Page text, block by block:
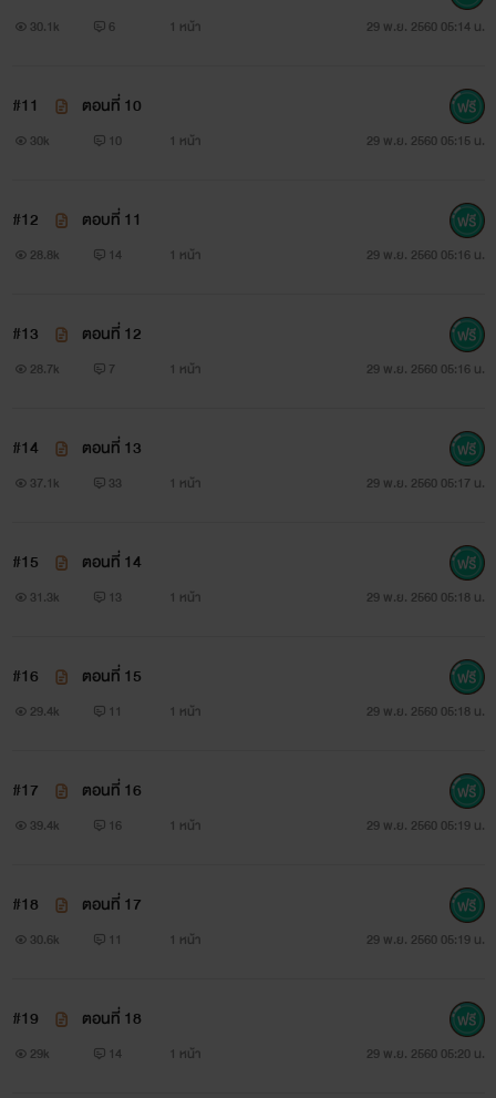
30.1k 6 1 หน้า 29 พ.ย. 2560 05:14 น.
#11 ตอนที่ 10
30k 10 1 หน้า 29 พ.ย. 2560 05:15 น.
#12 ตอบที่ 11
28.8k 14 1 หน้า 29 พ.ย. 2560 05:16 น.
#13 ตอนที่ 12
28.7k 7 1 หน้า 29 พ.ย. 2560 05:16 น.
#14 ตอนที่ 13
37.1k 33 1 หน้า 29 พ.ย. 2560 05:17 น.
#15 ตอนที่ 14
31.3k 13 1 หน้า 29 พ.ย. 2560 05:18 น.
#16 ตอนที่ 15
29.4k 11 1 หน้า 29 พ.ย. 2560 05:18 น.
#17 ตอนที่ 16
39.4k 16 1 หน้า 29 พ.ย. 2560 05:19 น.
#18 ตอนที่ 17
30.6k 11 1 หน้า 29 พ.ย. 2560 05:19 น.
#19 ตอนที่ 18
29k 14 1 หน้า 29 พ.ย. 2560 05:20 น.